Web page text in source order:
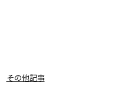
その他記事